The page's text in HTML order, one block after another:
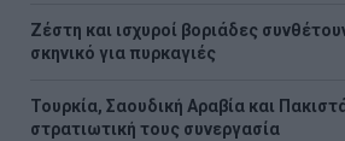
Ζέστη και ισχυροί βοριάδες
σκηνικό για πυρκαγιές
Τουρκία, Σαουδική Αραβία και
στρατιωτική τους συνεργασία